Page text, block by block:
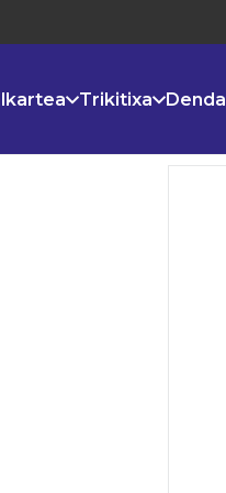
Trikitixa Denda